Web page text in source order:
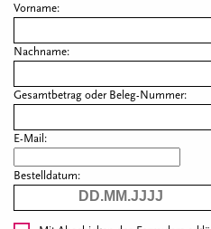
Vorname:
Nachname:
Gesamtbetrag oder Beleg-Nummer:
E-Mail:
Bestelldatum: